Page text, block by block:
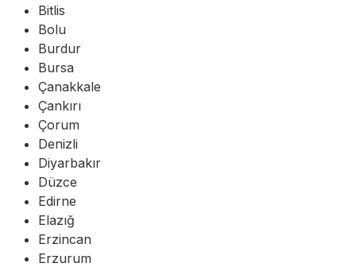
Bitlis
Bolu
Burdur
Bursa
Çanakkale
Çankırı
Çorum
Denizli
Diyarbakır
Düzce
Edirne
Elazığ
Erzincan
Erzurum